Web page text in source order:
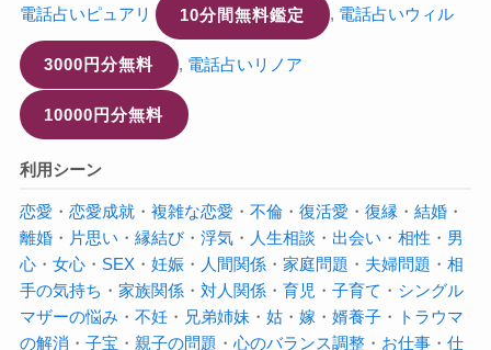
電話占いピュアリ 10分間無料鑑定 , 電話占いウィル
3000円分無料 , 電話占いリノア
10000円分無料
利用シーン
恋愛 ・ 恋愛成就・ 複雑な恋愛 ・ 不倫・ 復活愛 ・ 復縁 ・ 結婚・
離婚・ 片思い ・ 縁結び・ 浮気・ 人生相談 ・ 出会い ・ 相性 ・ 男
心・ 女心・ SEX・ 妊娠・ 人間関係・ 家庭問題 ・ 夫婦問題 ・ 相
手の気持ち ・ 家族関係・ 対人関係・ 育児 ・ 子育て ・ シングル
マザーの悩み ・ 不妊・ 兄弟姉妹 ・ 姑・ 嫁 ・ 婿養子・
トラウマ
の解消 ・ 子宝 ・ 親子の問題 ・ 心のバランス調整・ お仕事・ 仕